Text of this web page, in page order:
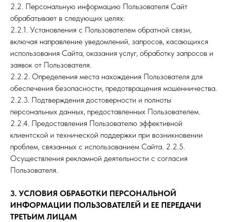
2.2. Персональную информацию Пользователя Сайт
обрабатывает в следующих целях:
2.2.1. Установления с Пользователем обратной связи,
включая направление уведомлений, запросов, касающихся
использования Сайта, оказания услуг, обработку запросов и
заявок от Пользователя.
2.2.2. Определения места нахождения Пользователя для
обеспечения безопасности, предотвращения мошенничества.
2.2.3. Подтверждения достоверности и полноты
персональных данных, предоставленных Пользователем.
2.2.4. Предоставления Пользователю эффективной
клиентской и технической поддержки при возникновении
проблем, связанных с использованием Сайта. 2.2.5.
Осуществления рекламной деятельности с согласия
Пользователя.
3. УСЛОВИЯ ОБРАБОТКИ ПЕРСОНАЛЬНОЙ
ИНФОРМАЦИИ ПОЛЬЗОВАТЕЛЕЙ И ЕЕ ПЕРЕДАЧИ
ТРЕТЬИМ ЛИЦАМ